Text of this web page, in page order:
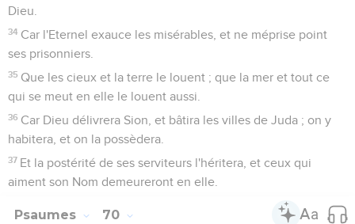
Dieu.
34 Car l'Eternel exauce les misérables, et ne méprise point
ses prisonniers.
35 Que les cieux et la terre le louent ; que la mer et tout ce
qui se meut en elle le louent aussi.
36 Car Dieu délivrera Sion, et bâtira les villes de Juda ; on y
habitera, et on la possèdera.
37 Et la postérité de ses serviteurs l'héritera, et ceux qui
aiment son Nom demeureront en elle.
Psaumes 70